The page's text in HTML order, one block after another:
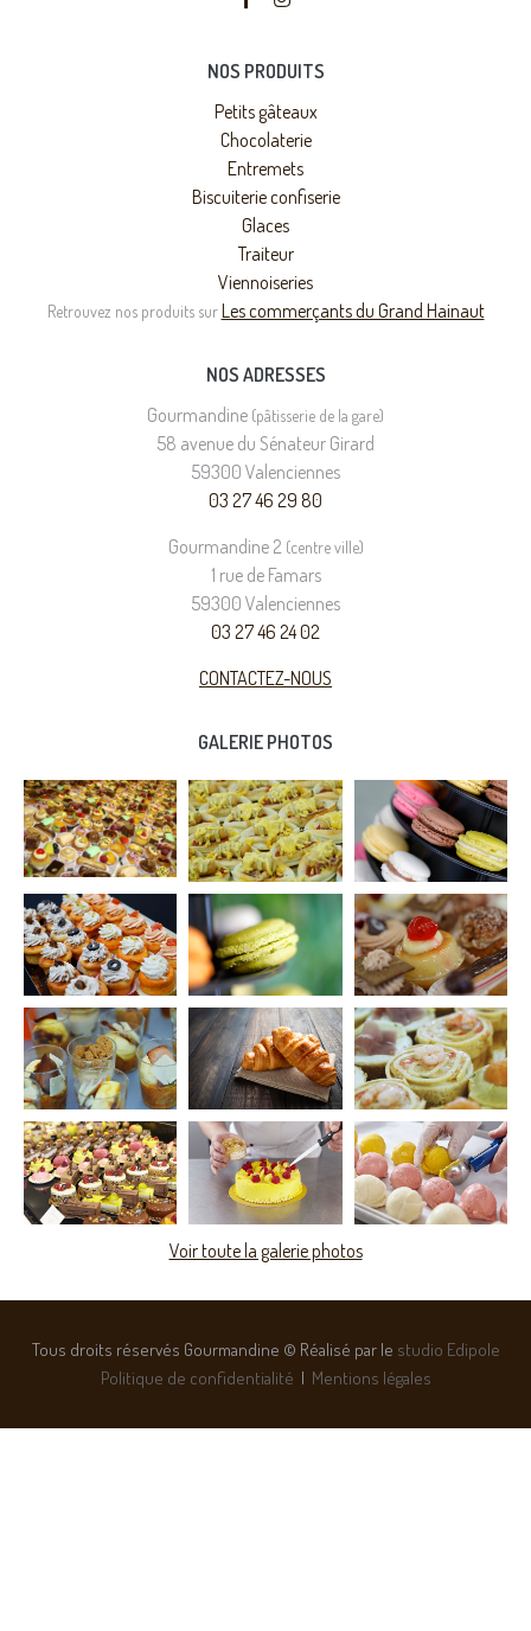
NOS PRODUITS
Petits gâteaux
Chocolaterie
Entremets
Biscuiterie confiserie
Glaces
Traiteur
Viennoiseries
Retrouvez nos produits surLes commerçants du Grand Hainaut
NOS ADRESSES
Gourmandine (pâtisserie de la gare)
58 avenue du Sénateur Girard
59300 Valenciennes
03 27 46 29 80
Gourmandine 2 (centre ville)
1 rue de Famars
59300 Valenciennes
03 27 46 24 02
CONTACTEZ-NOUS
GALERIE PHOTOS
Voir toute la galerie photos
Tous droits réservés Gourmandine © Réalisé par le studio Edipole
Politique de confidentialité | Mentions légales